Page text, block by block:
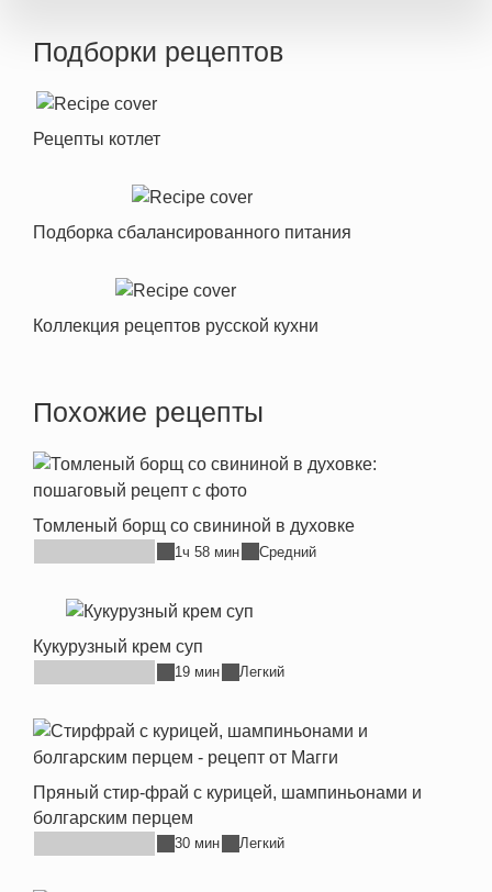
Подборки рецептов
Рецепты котлет
Подборка сбалансированного питания
Коллекция рецептов русской кухни
Похожие рецепты
Томленый борщ со свининой в духовке
1ч 58 мин Средний
Кукурузный крем суп
19 мин Легкий
Пряный стир-фрай с курицей, шампиньонами и
болгарским перцем
30 мин Легкий